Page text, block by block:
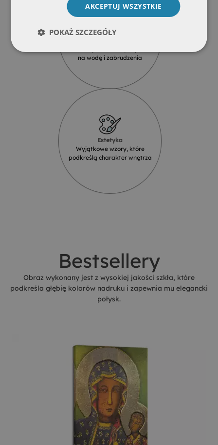
na wodę i zabrudzenia
Estetyka
Wyjątkowe wzory, które
podkreślą charakter wnętrza
Bestsellery
Obraz wykonany jest z wysokiej jakości szkła, które
podkreśla głębię kolorów nadruku i zapewnia mu elegancki
połysk.
AKCEPTUJ WSZYSTKIE
POKAŻ SZCZEGÓŁY